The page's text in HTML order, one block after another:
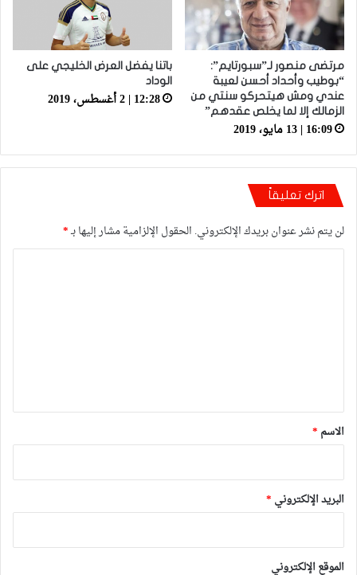
مرتضى منصور لـ”سبورتايم”:
“بوطيب وأحداد أحسن لعيبة
عندي ومش هيتحركو سنتي من
الزمالك إلا لما يخلص عقدهم”
16:09 | 13 مايو، 2019
باتنا يفضل العرض الخليجي على
الوداد
12:28 | 2 أغسطس، 2019
اترك تعليقاً
لن يتم نشر عنوان بريدك الإلكتروني. الحقول الإلزامية مشار إليها بـ*
*
الاسم *
البريد الإلكتروني *
الموقع الإلكتروني